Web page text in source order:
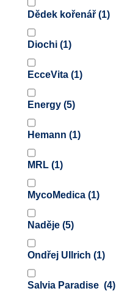
Dědek kořenář (1)
Diochi (1)
EcceVita (1)
Energy (5)
Hemann (1)
MRL (1)
MycoMedica (1)
Naděje (5)
Ondřej Ullrich (1)
Salvia Paradise (4)